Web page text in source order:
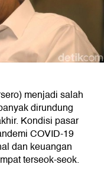
menjadi salah
dirundung
Kondisi pasar
COVID-19
dan keuangan
terseok-seok.